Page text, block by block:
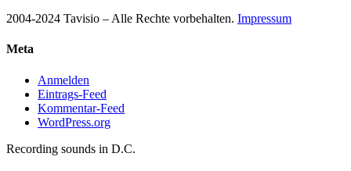
2004-2024 Tavisio – Alle Rechte vorbehalten. Impressum
Meta
Anmelden
Eintrags-Feed
Kommentar-Feed
WordPress.org
Recording sounds in D.C.